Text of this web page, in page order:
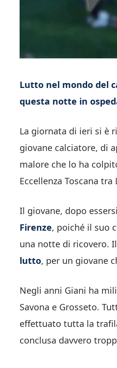
Lutto nel mondo del
questa notte in
La giornata di ieri si è
giovane calciatore, di
malore che lo ha
Eccellenza Toscana
Il giovane, dopo
Firenze, poiché il suo
una notte di ricovero.
lutto, per un giovane
Negli anni Giani ha
Savona e Grosseto.
effettuato tutta la
conclusa davvero